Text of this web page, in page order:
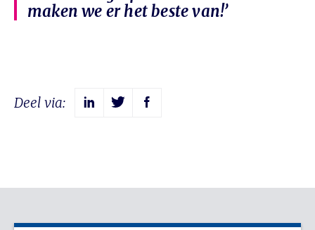
maken we er het beste van!’
Deel via: